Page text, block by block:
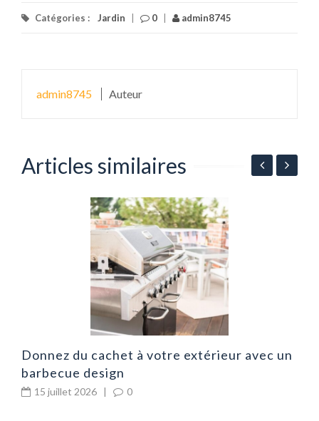
Catégories : Jardin 0 admin8745
admin8745 Auteur
Articles similaires
Donnez du cachet à votre extérieur avec un
barbecue design
15 juillet 2026 | 0